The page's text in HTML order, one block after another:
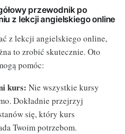
przewodnik po
z lekcji angielskiego online
z lekcji angielskiego online,
to zrobić skutecznie. Oto
pomóc:
kurs:Nie wszystkie kursy
Dokładnie przejrzyj
się, który kurs
Twoim potrzebom.